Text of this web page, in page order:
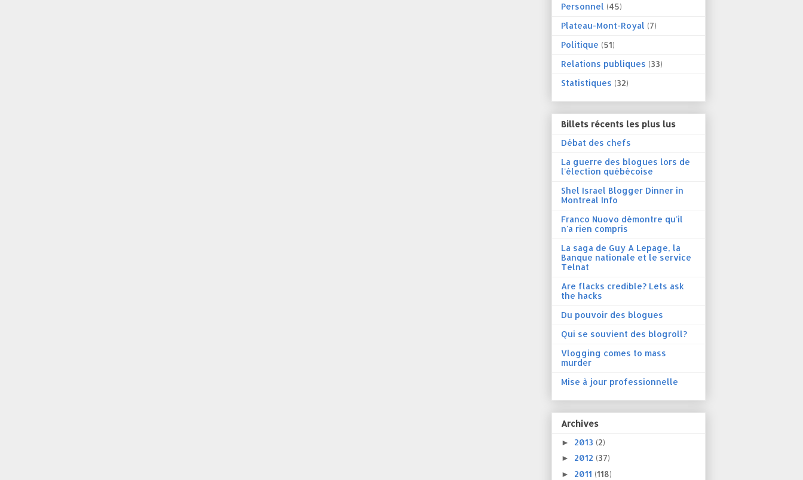
Personnel (45)
Plateau-Mont-Royal (7)
Politique (51)
Relations publiques (33)
Statistiques (32)
Billets récents les plus lus
Débat des chefs
La guerre des blogues lors de
l'élection québécoise
Shel Israel Blogger Dinner in
Montreal Info
Franco Nuovo démontre qu'il
n'a rien compris
La saga de Guy A Lepage, la
Banque nationale et le service
Telnat
Are flacks credible? Lets ask
the hacks
Du pouvoir des blogues
Qui se souvient des blogroll?
Vlogging comes to mass
murder
Mise à jour professionnelle
Archives
► 2013 (2)
► 2012 (37)
► 2011 (118)